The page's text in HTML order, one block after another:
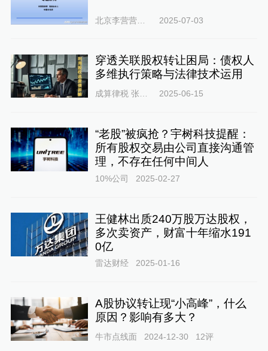
2025-07-03
穿透关联股权转让困局：债权人
多维执行策略与法律技术运用
成算律税 张涛律师 2025-06-15
“老股”被疯抢？宇树科技提醒：
所有股权交易由公司直接沟通管
理，不存在任何中间人
10%公司 2025-02-27
王健林出质240万股万达股权，
多次卖资产，财富十年缩水191
0亿
雷达财经 2025-01-16
A股协议转让现“小高峰”，什么
原因？影响有多大？
牛市点线面 2024-12-30 12评